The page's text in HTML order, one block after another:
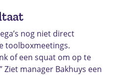
nog niet direct
toolboxmeetings.
of een squat om op te
manager Bakhuys een